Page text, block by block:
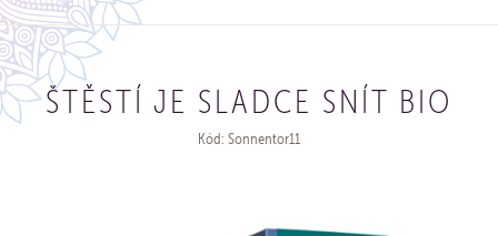
ŠTĚSTÍ JE SLADCE SNÍT BIO
Kód: Sonnentor11